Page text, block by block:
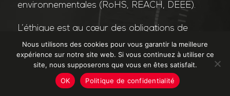
environnementales (RoHS, REACH, DEEE).
L’éthique est au cœur des obligations de
l’entreprise et de ses valeurs. Nos affaires
sont conduites dans le strict respect des
différentes lois applicables dans le domaine
de la lutte contre la corruption et le trafic
Nous utilisons des cookies pour vous garantir la meilleure
expérience sur notre site web. Si vous continuez à utiliser ce
site, nous supposerons que vous en êtes satisfait.
OK
Politique de confidentialité